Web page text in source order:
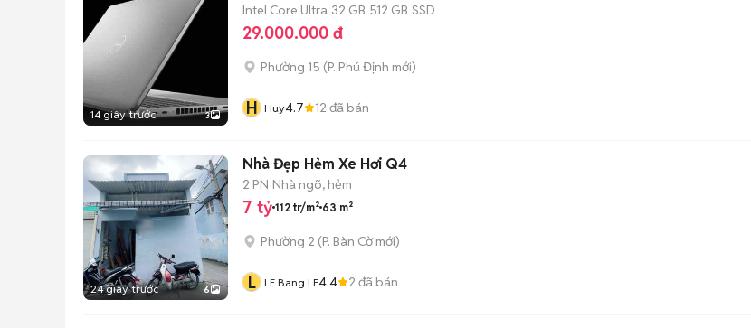
14 giây trước 3
Intel Core Ultra 32 GB 512 GB SSD
29.000.000 đ
Phường 15 (P. Phú Định mới)
H Huy4.7 12 đã bán
24 giây trước 6
Nhà Đẹp Hẻm Xe Hơi Q4
2 PN Nhà ngõ, hẻm
7 tỷ 112 tr/m² 63 m²
Phường 2 (P. Bàn Cờmới)
L LE Bang LE4.4 2 đã bán